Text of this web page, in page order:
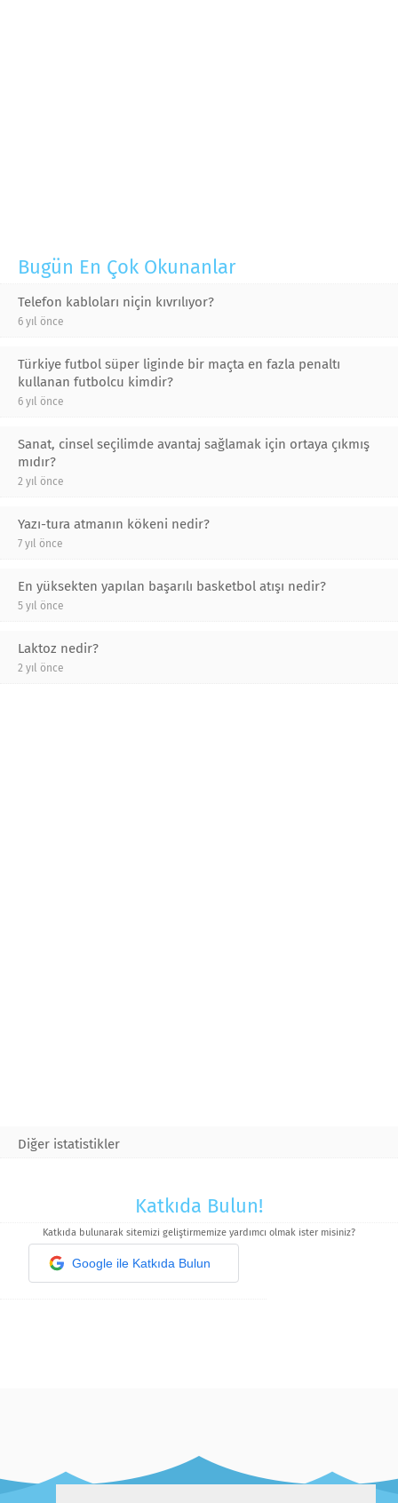
Bugün En Çok Okunanlar
Telefon kabloları niçin kıvrılıyor?
6 yıl önce
Türkiye futbol süper liginde bir maçta en fazla penaltı
kullanan futbolcu kimdir?
6 yıl önce
Sanat, cinsel seçilimde avantaj sağlamak için ortaya çıkmış
mıdır?
2 yıl önce
Yazı-tura atmanın kökeni nedir?
7 yıl önce
En yüksekten yapılan başarılı basketbol atışı nedir?
5 yıl önce
Laktoz nedir?
2 yıl önce
Diğer istatistikler
Katkıda Bulun!
Katkıda bulunarak sitemizi geliştirmemize yardımcı olmak ister misiniz?
Google ile Katkıda Bulun